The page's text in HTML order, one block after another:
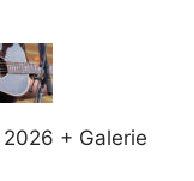
+ Galerie